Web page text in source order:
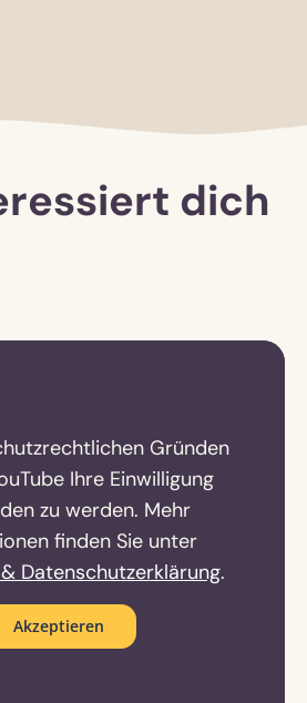
dich
Gründen
Ihre Einwilligung
zu werden. Mehr
finden Sie unter
Datenschutzerklärung.
Akzeptieren